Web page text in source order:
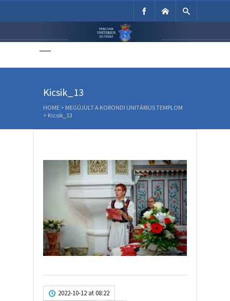
Unitárius Egyház
Kicsik_13
HOME > MEGÚJULT A KORONDI UNITÁRIUS TEMPLOM
> Kicsik_13
2022-10-12 at 08:22